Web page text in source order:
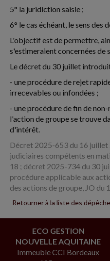
5° la juridiction saisie ;
6° le cas échéant, le sens des
L'objectif est de permettre,
s'estimeraient concernées de
Le décret du 30 juillet
- une procédure de rejet
irrecevables ou infondées ;
- une procédure de fin de
l'action de groupe se trouve
d'intérêt.
Décret 2025-653 du 16
judiciaires compétents en
18 ; décret 2025-734 du 30
procédure applicable aux
des actions de groupe, JO du
Retourner à la liste des
ECO GESTION
NOUVELLE AQUITAINE
Immeuble CCI Bordeaux